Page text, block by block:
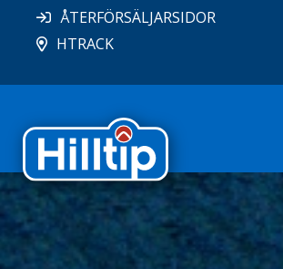
ÅTERFÖRSÄLJARSIDOR
HTRACK